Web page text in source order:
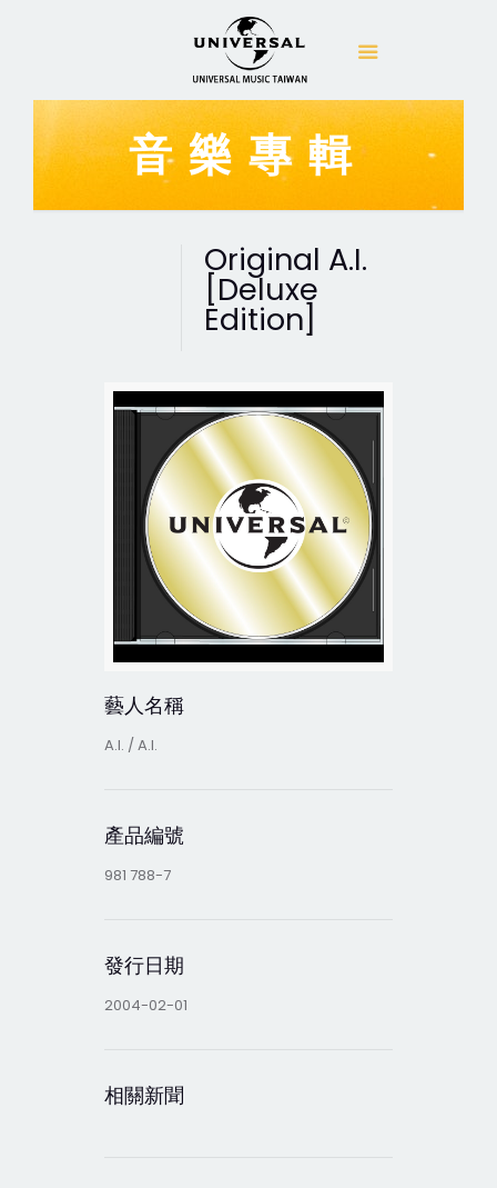
音樂專輯
Original A.I.
[Deluxe
Edition]
藝人名稱
A.I. / A.I.
產品編號
981 788-7
發行日期
2004-02-01
相關新聞